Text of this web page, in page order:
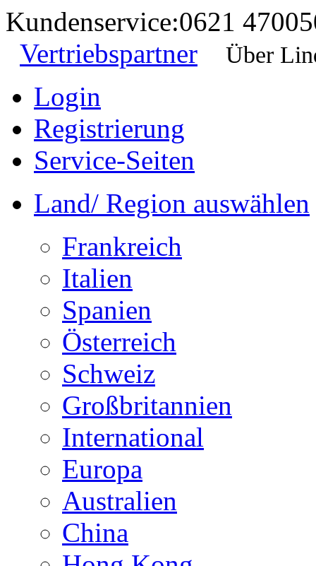
Kundenservice:0621
Vertriebspartner
Über
Login
Registrierung
Service-Seiten
Land/ Region auswählen
Frankreich
Italien
Spanien
Österreich
Schweiz
Großbritannien
International
Europa
Australien
China